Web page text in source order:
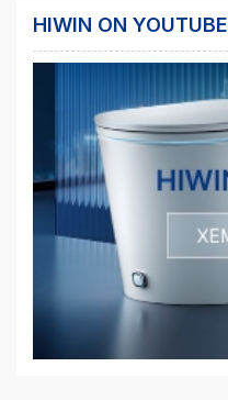
HIWIN ON YOUTUBE